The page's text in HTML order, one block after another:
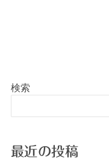
検索
最近の投稿